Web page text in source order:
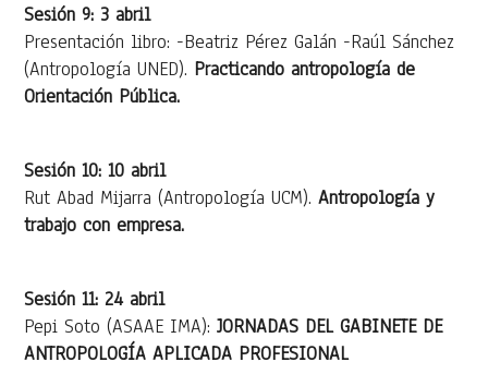
Sesión 9: 3 abril
Presentación libro: -Beatriz Pérez Galán -Raúl Sánchez
(Antropología UNED). Practicando antropología de
Orientación Pública.
Sesión 10: 10 abril
Rut Abad Mijarra (Antropología UCM).Antropología y
trabajo con empresa.
Sesión 11: 24 abril
Pepi Soto (ASAAE IMA):JORNADAS DEL GABINETE DE
ANTROPOLOGÍA APLICADA PROFESIONAL